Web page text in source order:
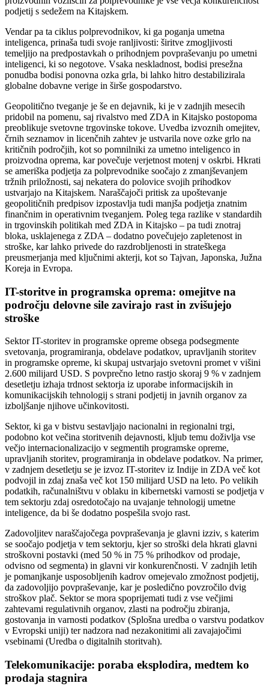
podjetij s sedežem na Kitajskem.
Vendar pa ta ciklus polprevodnikov, ki ga poganja umetna
inteligenca, prinaša tudi svoje ranljivosti: širitve zmogljivosti
temeljijo na predpostavkah o prihodnjem povpraševanju po umetni
inteligenci, ki so negotove. Vsaka neskladnost, bodisi presežna
ponudba bodisi ponovna ozka grla, bi lahko hitro destabilizirala
globalne dobavne verige in širše gospodarstvo.
Geopolitično tveganje je še en dejavnik, ki je v zadnjih mesecih
pridobil na pomenu, saj rivalstvo med ZDA in Kitajsko postopoma
preoblikuje svetovne trgovinske tokove. Uvedba izvoznih omejitev,
črnih seznamov in licenčnih zahtev je ustvarila nove ozke grlo na
kritičnih področjih, kot so pomnilniki za umetno inteligenco in
proizvodna oprema, kar povečuje verjetnost motenj v oskrbi. Hkrati
se ameriška podjetja za polprevodnike soočajo z zmanjševanjem
tržnih priložnosti, saj nekatera do polovice svojih prihodkov
ustvarjajo na Kitajskem. Naraščajoči pritisk za upoštevanje
geopolitičnih predpisov izpostavlja tudi manjša podjetja znatnim
finančnim in operativnim tveganjem. Poleg tega razlike v standardih
in trgovinskih politikah med ZDA in Kitajsko – pa tudi znotraj
bloka, usklajenega z ZDA – dodatno povečujejo zapletenost in
stroške, kar lahko privede do razdrobljenosti in strateškega
preusmerjanja med ključnimi akterji, kot so Tajvan, Japonska, Južna
Koreja in Evropa.
IT-storitve in programska oprema: omejitve na
področju delovne sile zavirajo rast in zvišujejo
stroške
Sektor IT-storitev in programske opreme obsega podsegmente
svetovanja, programiranja, obdelave podatkov, upravljanih storitev
in programske opreme, ki skupaj ustvarjajo svetovni promet v višini
2.600 milijard USD. S povprečno letno rastjo skoraj 9 % v zadnjem
desetletju izhaja trdnost sektorja iz uporabe informacijskih in
komunikacijskih tehnologij s strani podjetij in javnih organov za
izboljšanje njihove učinkovitosti.
Sektor, ki ga v bistvu sestavljajo nacionalni in regionalni trgi,
podobno kot večina storitvenih dejavnosti, kljub temu doživlja vse
večjo internacionalizacijo v segmentih programske opreme,
upravljanih storitev, programiranja in obdelave podatkov. Na primer,
v zadnjem desetletju se je izvoz IT-storitev iz Indije in ZDA več kot
podvojil in zdaj znaša več kot 150 milijard USD na leto. Po velikih
podatkih, računalništvu v oblaku in kibernetski varnosti se podjetja v
tem sektorju zdaj osredotočajo na uvajanje tehnologij umetne
inteligence, da bi še dodatno pospešila svojo rast.
Zadovoljitev naraščajočega povpraševanja je glavni izziv, s katerim
se soočajo podjetja v tem sektorju, kjer so stroški dela hkrati glavni
stroškovni postavki (med 50 % in 75 % prihodkov od prodaje,
odvisno od segmenta) in glavni vir konkurenčnosti. V zadnjih letih
je pomanjkanje usposobljenih kadrov omejevalo zmožnost podjetij,
da zadovoljijo povpraševanje, kar je posledično povzročilo dvig
stroškov plač. Sektor se mora spoprijemati tudi z vse večjimi
zahtevami regulativnih organov, zlasti na področju zbiranja,
gostovanja in varnosti podatkov (Splošna uredba o varstvu podatkov
v Evropski uniji) ter nadzora nad nezakonitimi ali zavajajočimi
vsebinami (Uredba o digitalnih storitvah).
Telekomunikacije: poraba eksplodira, medtem ko
prodaja stagnira